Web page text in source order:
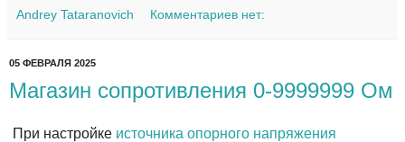
Andrey Tataranovich Комментариев нет:
05 ФЕВРАЛЯ 2025
Магазин сопротивления 0-9999999 Ом
При настройке источника опорного напряжения